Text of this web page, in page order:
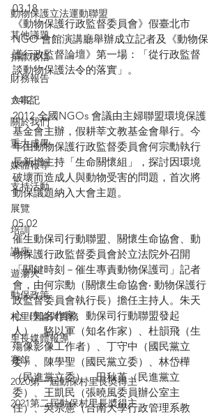
動物保護立法運動聯盟
其他議題
捐款徵信
財務報告
大事記
關於我們
重大成果
媒體報導
支持活動
展覽
培訓
講座
遊蕩犬
動保政策
村里理論與實務
里長媒體報導
賽鴿
2020第一屆動保村里長奬得主
2021第二屆動保村里長奬得主
03.18
《動物保護行政監督委員會》假臺北市
NGO 會館演講廳舉辦成立記者及《動物保
護行政監督論壇》第一場：「從行政監督
談動物保護法令的落實」。
04.21
2012 全國NGOs 會議由主婦聯盟環境保護
基金會主辦，假耕莘文教基金會舉行。今
年由動物保護行政監督委員會何宗勳執行
長新增主持「生命關懷組」，探討因環境
破壞而造成人與動物受害的問題，首次將
動保議題納入大會主題。
05.02
催生動保司行動聯盟、關懷生命協會、動
物保護行政監督委員會於立法院外召開
「關鍵時刻－催生專責動物保護司」記者
會，由何宗勳（關懷生命協會‧ 動物保護行
政監督委員會執行長）擔任主持人。朱天
心（知名作家、動保司行動聯盟發起
人）、駱以軍（知名作家）、杜韻飛（生
殤像影像工作者）、丁守中（國民黨立
委）、陳學聖（國民黨立委）、林岱樺
（民進黨立委）、田秋堇（民進黨立
委）、王凱民（張曉風委員辦公室主
任）、吳宗憲（台南大學行政管理系教